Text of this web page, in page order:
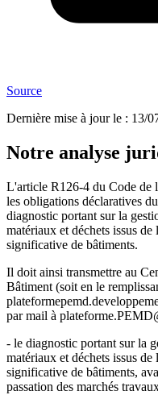
Source
Dernière mise à jour le : 13/
Notre analyse
L'article R126-4 du Code de
les obligations déclaratives
diagnostic portant sur la
matériaux et déchets issus
significative de bâtiments.
Il doit ainsi transmettre au
Bâtiment (soit en le
par mail à
- le diagnostic portant sur la
matériaux et déchets issus
significative de bâtiments,
passation des marchés